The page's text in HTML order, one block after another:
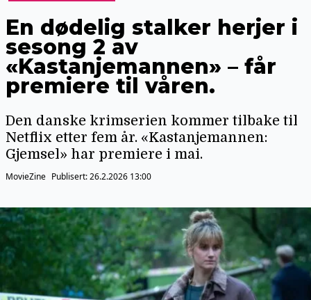
En dødelig stalker herjer i
sesong 2 av
«Kastanjemannen» – får
premiere til våren.
Den danske krimserien kommer tilbake til
Netflix etter fem år. «Kastanjemannen:
Gjemsel» har premiere i mai.
MovieZine Publisert:26.2.2026 13:00